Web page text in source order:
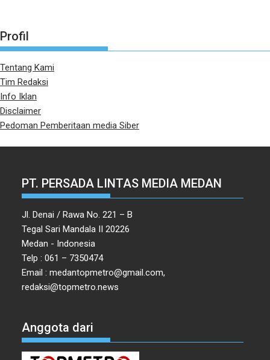
Profil
Tentang Kami
Tim Redaksi
Info Iklan
Disclaimer
Pedoman Pemberitaan media Siber
PT. PERSADA LINTAS MEDIA MEDAN
Jl. Denai / Rawa No. 221 – B
Tegal Sari Mandala II 20226
Medan - Indonesia
Telp : 061 – 7350474
Email : medantopmetro@gmail.com,
redaksi@topmetro.news
Anggota dari